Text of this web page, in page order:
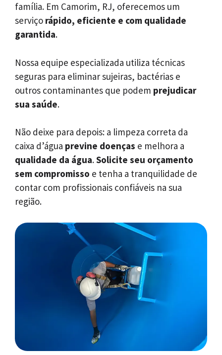
família. Em Camorim, RJ, oferecemos um
serviço rápido, eficiente e com qualidade
garantida.
Nossa equipe especializada utiliza técnicas
seguras para eliminar sujeiras, bactérias e
outros contaminantes que podem prejudicar
sua saúde.
Não deixe para depois: a limpeza correta da
caixa d’água previne doenças e melhora a
qualidade da água.Solicite seu orçamento
sem compromisso e tenha a tranquilidade de
contar com profissionais confiáveis na sua
região.